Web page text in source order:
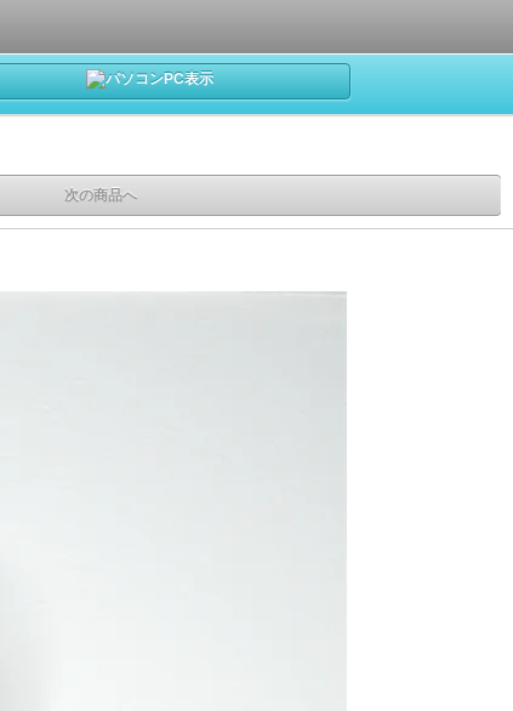
PC表示
次の商品へ